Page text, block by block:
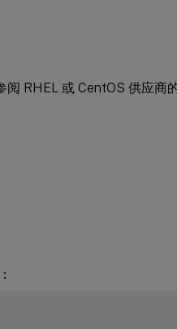
阅 RHEL 或 CentOS 供应商